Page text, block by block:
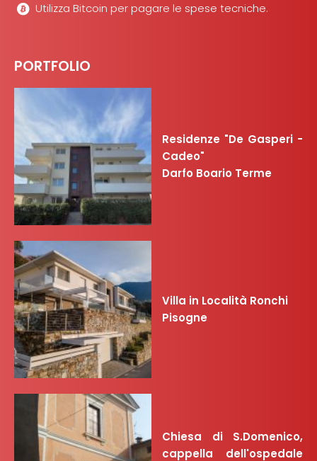
Utilizza Bitcoin per pagare le spese tecniche.
PORTFOLIO
Residenze "De Gasperi -
Cadeo"
Darfo Boario Terme
Villa in Località Ronchi
Pisogne
Chiesa di S.Domenico,
cappella dell'ospedale